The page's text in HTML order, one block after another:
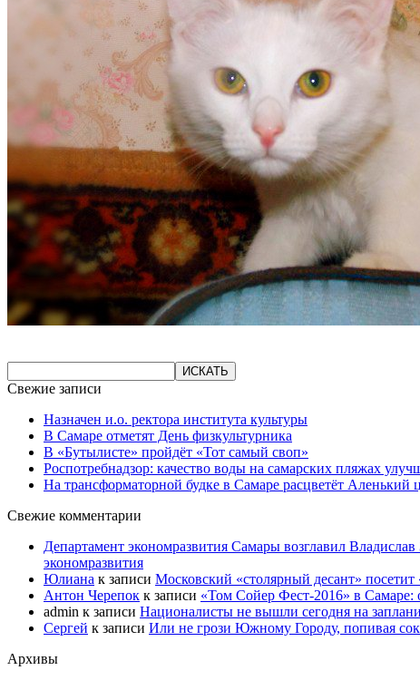
Свежие записи
Назначен и.о. ректора института культуры
В Самаре отметят День физкультурника
В «Бутылисте» пройдёт «Тот самый своп»
Роспотребнадзор: качество воды на самарских пляжах
На трансформаторной будке в Самаре расцветёт Аленький
Свежие комментарии
Департамент экономразвития Самары возглавил
экономразвития
Юлиана к записи Московский «столярный десант»
Антон Черепок к записи «Том Сойер Фест-2016» в Самаре:
admin к записи Националисты не вышли сегодня на
Сергей к записи Или не грози Южному Городу, попивая сок
Архивы